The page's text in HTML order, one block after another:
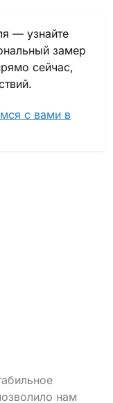
— узнайте
замер
сейчас,
с вами в
нам